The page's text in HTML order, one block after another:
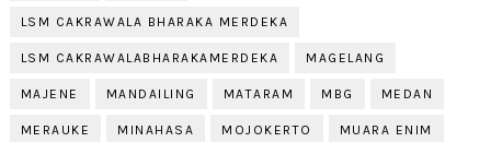
LSM CAKRAWALA BHARAKA MERDEKA
LSM CAKRAWALABHARAKAMERDEKA MAGELANG
MAJENE MANDAILING MATARAM MBG MEDAN
MERAUKE MINAHASA MOJOKERTO MUARA ENIM